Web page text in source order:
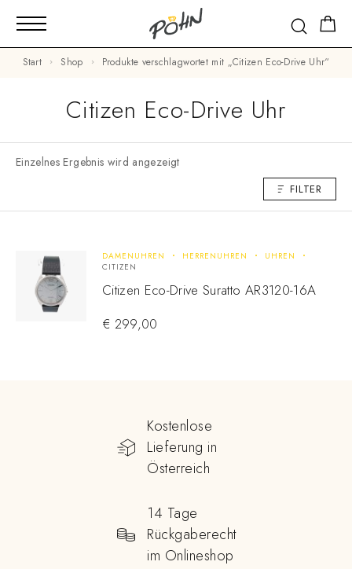
Start Shop Produkte verschlagwortet mit „Citizen Eco-Drive Uhr“
Citizen Eco-Drive Uhr
Einzelnes Ergebnis wird angezeigt
FILTER
DAMENUHREN HERRENUHREN
UHREN
CITIZEN
Citizen Eco-Drive Suratto AR3120-16A
€ 299,00
Kostenlose
Lieferung in
Österreich
14 Tage
Rückgaberecht
im Onlineshop